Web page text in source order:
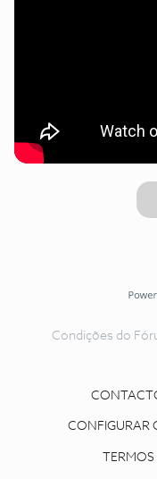
Condições do
CONFIGURAR
TERMOS